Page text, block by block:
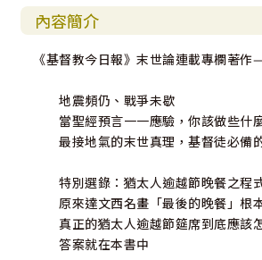
內容簡介
《基督教今日報》末世論連載專欄著作
地震頻仍、戰爭未歇
當聖經預言一一應驗，你該做些什
最接地氣的末世真理，基督徒必備的
特別選錄：猶太人逾越節晚餐之程
原來達文西名畫「最後的晚餐」根本
真正的猶太人逾越節筵席到底應該
答案就在本書中